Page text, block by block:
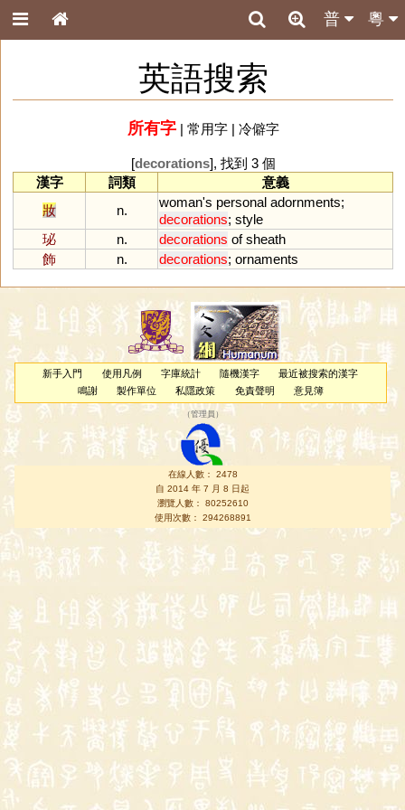
粵
普
英語搜索
所有字| 常用字| 冷僻字
[decorations], 找到 3 個
漢字
詞類
意義
妝
n.
woman's personal adornments;
decorations; style
珌
n. decorations of sheath
飾
n. decorations; ornaments
新手入門 使用凡例 字庫統計 隨機漢字
最近被搜索的漢字
鳴謝
製作單位 私隱政策 免責聲明 意見簿
（管理員 ）
在線人數： 2478
自 2014 年 7 月 8 日起
瀏覽人數： 80252610
使用次數： 294268891